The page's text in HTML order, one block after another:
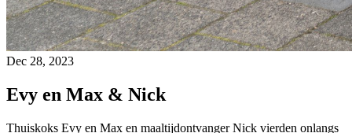
Dec 28, 2023
Evy en Max & Nick
Thuiskoks Evy en Max en maaltijdontvanger Nick vierden onlangs